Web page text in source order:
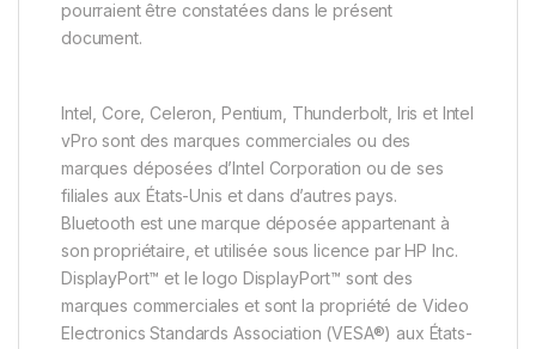
pourraient être constatées dans le présent
document.
Intel, Core, Celeron, Pentium, Thunderbolt, Iris et Intel
vPro sont des marques commerciales ou des
marques déposées d’Intel Corporation ou de ses
filiales aux États-Unis et dans d’autres pays.
Bluetooth est une marque déposée appartenant à
son propriétaire, et utilisée sous licence par HP Inc.
DisplayPort™ et le logo DisplayPort™ sont des
marques commerciales et sont la propriété de Video
Electronics Standards Association (VESA®) aux États-